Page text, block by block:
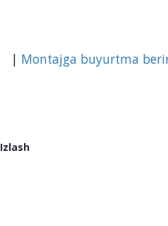
| Montajga buyurtma
Izlash